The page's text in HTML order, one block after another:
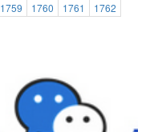
1759 1760 1761
1762